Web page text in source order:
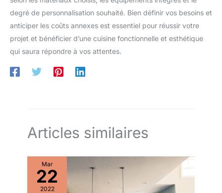
degré de personnalisation souhaité. Bien définir vos besoins et
anticiper les coûts annexes est essentiel pour réussir votre
projet et bénéficier d’une cuisine fonctionnelle et esthétique
qui saura répondre à vos attentes.
Articles similaires
Mar
22
2022